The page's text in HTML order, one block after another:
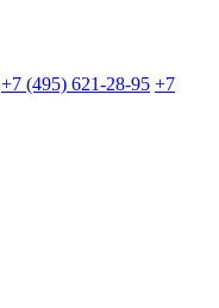
+7 (495) 621-28-95 +7